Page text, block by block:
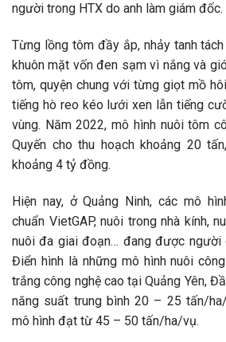
người trong HTX do anh làm giám đốc.
Từng lồng tôm đầy ắp, nhảy tanh
khuôn mặt vốn đen sạm vì nắng và
tôm, quyện chung với từng giọt mồ
tiếng hò reo kéo lưới xen lẫn tiếng
vùng. Năm 2022, mô hình nuôi tôm
Quyến cho thu hoạch khoảng 20
khoảng 4 tỷ đồng.
Hiện nay, ở Quảng Ninh, các mô
chuẩn VietGAP, nuôi trong nhà kính,
nuôi đa giai đoạn… đang được người
Điển hình là những mô hình nuôi
trắng công nghệ cao tại Quảng Yên,
năng suất trung bình 20 – 25 tấn/
mô hình đạt từ 45 – 50 tấn/ha/vụ.